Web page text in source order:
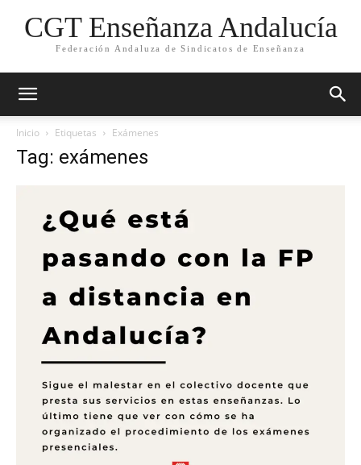
CGT Enseñanza Andalucía
Federación Andaluza de Sindicatos de Enseñanza
Inicio Etiquetas Exámenes
Tag: exámenes